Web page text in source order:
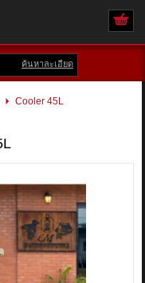
ค้นหาละเอียด
Cooler 45L